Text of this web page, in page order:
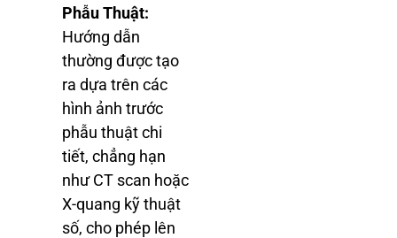
Phẫu Thuật:
Hướng dẫn
thường được tạo
ra dựa trên các
hình ảnh trước
phẫu thuật chi
tiết, chẳng hạn
như CT scan hoặc
X-quang kỹ thuật
số, cho phép lên